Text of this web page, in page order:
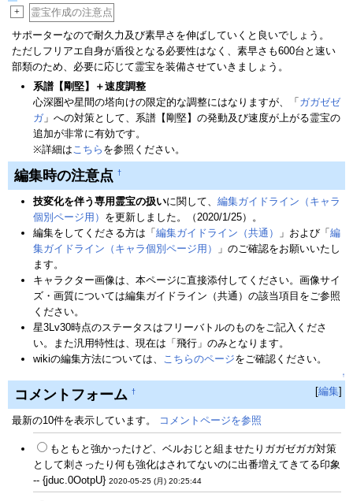
+
霊宝作成の注意点
サポーターなので耐久力及び素早さを伸ばしていくと良いでしょう。
ただしフリアエ自身が盾役となる必要性はなく、素早さも600台と速い
部類のため、必要に応じて霊宝を装備させていきましょう。
系譜【剛堅】＋速度調整
心深圏や星間の塔向けの限定的な調整にはなりますが、「 ガガゼゼ
ガ」への対策として、系譜【剛堅】の発動及び速度が上がる霊宝の
追加が非常に有効です。
※詳細はこちら を参照ください。
編集時の注意点 †
技変化を伴う専用霊宝の扱いに関して、 編集ガイドライン（キャラ
個別ページ用） を更新しました。（2020/1/25）。
編集をしてくださる方は「 編集ガイドライン（共通） 」および「 編
集ガイドライン（キャラ個別ページ用）
」のご確認をお願いいたし
ます。
キャラクター画像は、本ページに直接添付してください。画像サイ
ズ・画質については編集ガイドライン（共通）の該当項目をご参照
ください。
星3Lv30時点のステータスはフリーバトルのものをご記入くださ
い。また汎用特性は、現在は「飛行」のみとなります。
wikiの編集方法については、 こちらのページをご確認ください。
↑
コメントフォーム † [編集]
最新の10件を表示しています。 コメントページを参照
もともと強かったけど、ベルおじと組ませたりガガゼガガ対策
として刺さったり何も強化はされてないのに出番増えてきてる印象
-- {jduc.0OotpU} 2020-05-25 (月) 20:25:44